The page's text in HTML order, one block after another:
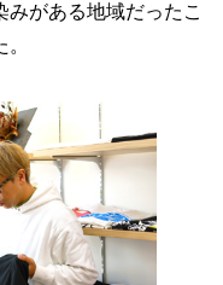
がある地域だったこ